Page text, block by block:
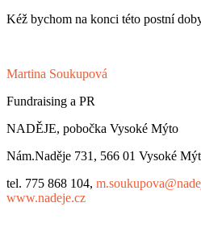
Kéž bychom na konci této postní
Martina Soukupová
Fundraising a PR
NADĚJE, pobočka Vysoké Mýto
Nám.Naděje 731, 566 01 Vysoké
tel. 775 868 104,
www.nadeje.cz